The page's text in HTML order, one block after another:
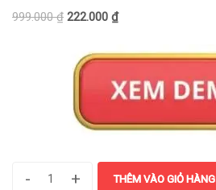
999.000₫ 222.000 ₫
- + THÊM VÀO GIỎ HÀNG